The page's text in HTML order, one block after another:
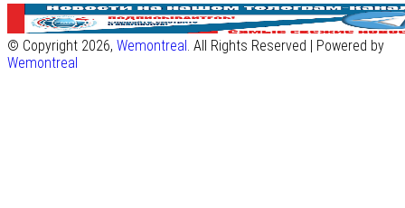
© Copyright 2026, Wemontreal. All Rights Reserved | Powered by
Wemontreal